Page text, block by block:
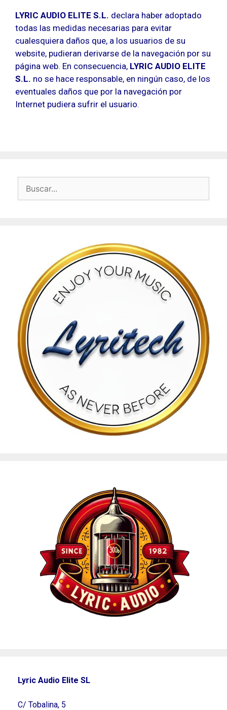
LYRIC AUDIO ELITE S.L. declara haber adoptado
todas las medidas necesarias para evitar
cualesquiera daños que, a los usuarios de su
website, pudieran derivarse de la navegación por su
página web. En consecuencia, LYRIC AUDIO ELITE
S.L. no se hace responsable, en ningún caso, de los
eventuales daños que por la navegación por
Internet pudiera sufrir el usuario.
Lyric Audio Elite SL
C/ Tobalina, 5